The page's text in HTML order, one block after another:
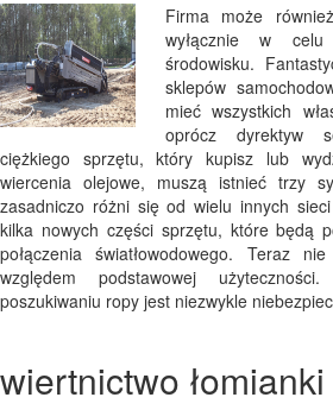
Firma może
wyłącznie w
środowisku.
sklepów
mieć wszystkich
oprócz dyrektyw
ciężkiego sprzętu, który kupisz lub
wiercenia olejowe, muszą istnieć trzy
zasadniczo różni się od wielu innych
kilka nowych części sprzętu, które będą
połączenia światłowodowego. Teraz
względem podstawowej
poszukiwaniu ropy jest niezwykle
wiertnictwo łomianki